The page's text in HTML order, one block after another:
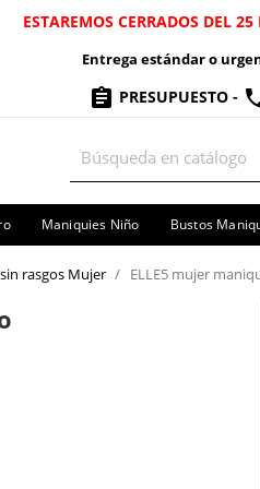
ESTAREMOS CERRADOS DEL
Entrega estándar o
PRESUPUESTO-
Maniquies Niño Bustos
rasgos Mujer ELLE5 mujer